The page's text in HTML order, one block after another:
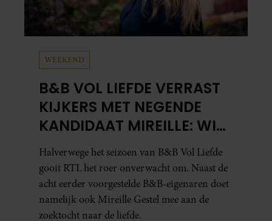
WEEKEND
B&B VOL LIEFDE VERRAST
KIJKERS MET NEGENDE
KANDIDAAT MIREILLE: WIE
IS ZIJ EIGENLIJK?
Halverwege het seizoen van B&B Vol Liefde
gooit RTL het roer onverwacht om. Naast de
acht eerder voorgestelde B&B-eigenaren doet
namelijk ook Mireille Gestel mee aan de
zoektocht naar de liefde.